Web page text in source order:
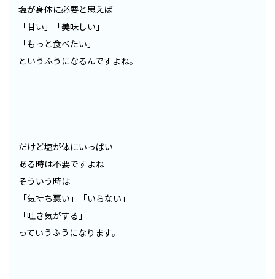
塩が身体に必要と思えば
「甘い」「美味しい」
「もっと食べたい」
というふうになるんですよね。
だけど塩が体にいっぱい
ある時は不要ですよね
そういう時は
「気持ち悪い」「いらない」
「吐き気がする」
っていうふうになります。